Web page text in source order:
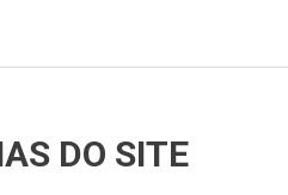
DO SITE